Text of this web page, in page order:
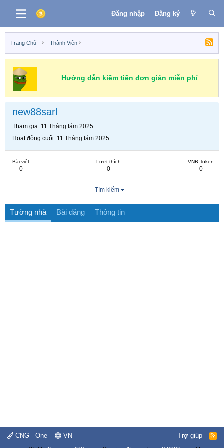
Đăng nhập Đăng ký
Trang Chủ Thành Viên
Hướng dẫn kiếm tiền đơn giản miễn phí
new88sarl
Tham gia 11 Tháng tám 2025
Hoạt động cuối 11 Tháng tám 2025
Bài viết
0
Lượt thích
0
VNB Token
0
Tìm kiếm
Tường nhà Bài đăng Thông tin
CNG - One VN Trợ giúp
R